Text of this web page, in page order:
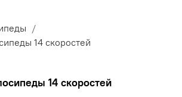
14 скоростей
14 скоростей